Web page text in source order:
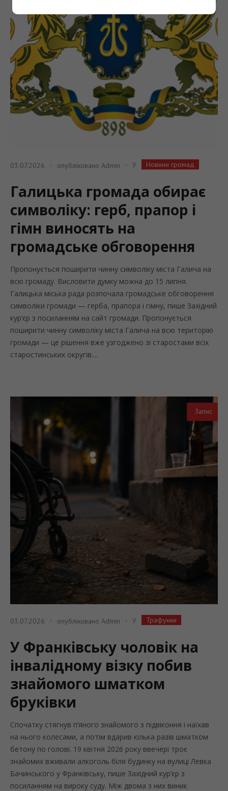
03.07.2026 опубліковано Admin У Новини громад
Галицька громада обирає
символіку: герб, прапор і
гімн виносять на
громадське обговорення
Пропонується поширити чинну символіку міста Галича на
всю громаду. Висловити думку можна до 15 липня.
Галицька міська рада розпочала громадське обговорення
символіки громади — герба, прапора і гімну, пише Західний
кур’єр з посиланням на сайт громади. Пропонується
поширити чинну символіку міста Галича на всю територію
громади — це рішення вже узгоджено зі старостами всіх
старостинських округів....
Запис
03.07.2026 опубліковано Admin У Трафунки
У Франківську чоловік на
інвалідному візку побив
знайомого шматком
бруківки
Спочатку стягнув п’яного знайомого з підвіконня і наїхав
на нього колесами, а потім вдарив кілька разів шматком
бетону по голові. 19 квітня 2026 року ввечері троє
знайомих вживали алкоголь біля будинку на вулиці Левка
Бачинського у Франківську, пише Західний кур’єр з
посиланням на вироку суду. Між двома з них виник